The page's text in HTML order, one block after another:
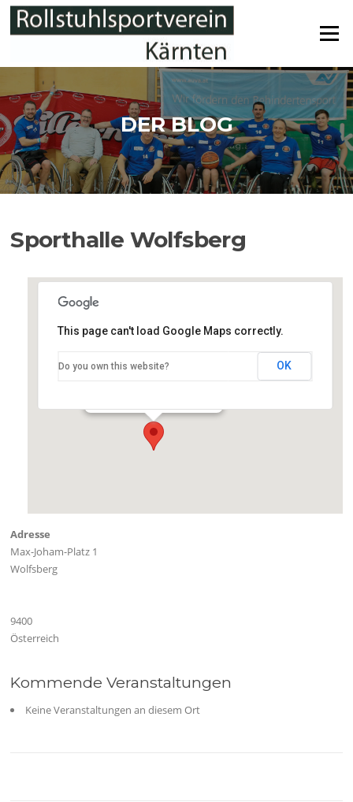
Zum
Inhalt
Menü
DER BLOG
Sporthalle Wolfsberg
Sporthalle Wolfsberg
This page can't load Google Maps correctly.
Do you own this website? OK
Adresse
Max-Joham-Platz 1
Wolfsberg
9400
Österreich
Kommende Veranstaltungen
Keine Veranstaltungen an diesem Ort